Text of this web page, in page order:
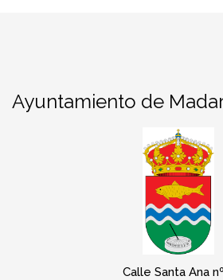
Ayuntamiento de
Calle Santa Ana